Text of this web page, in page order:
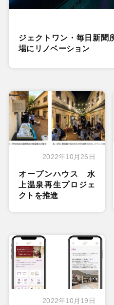
ジェクトワン・毎日新聞
場にリノベーション
2022年10月26日
オープンハウス 水
上温泉再生プロジェ
クトを推進
2022年10月19日